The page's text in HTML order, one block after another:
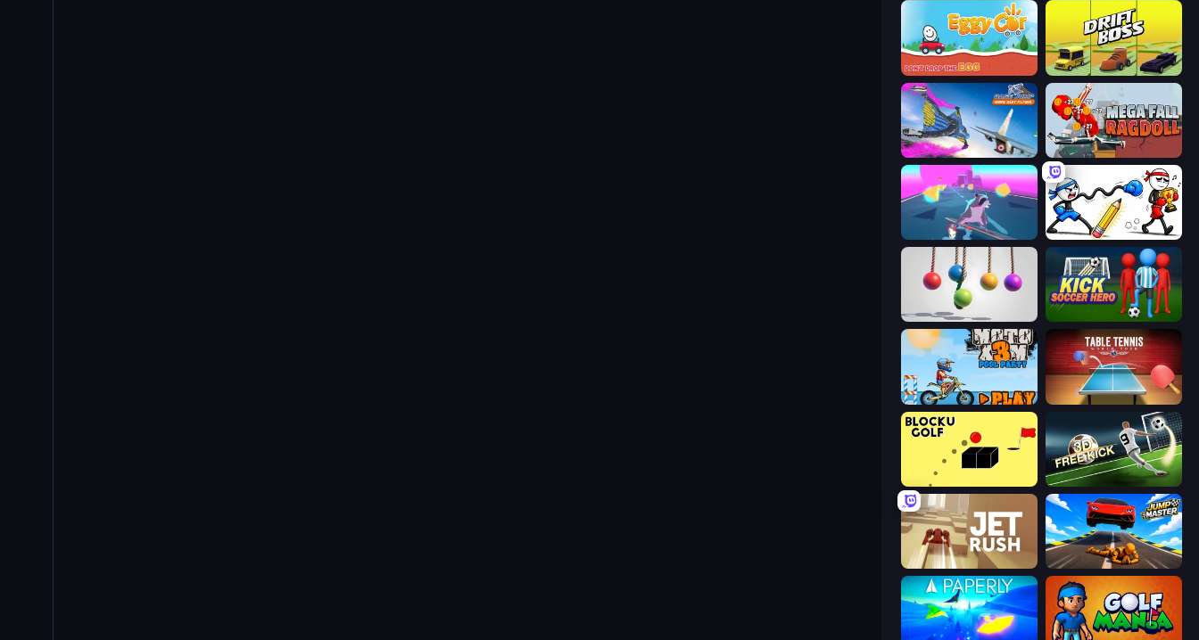
Eggy Car Drift Boss
Base Jump Wing Suit Flying
Tanuki Sunset Doodle Smash
Pendulum Master Kick Soccer Hero
Moto X3M 5: Pool Party Table Tennis World Tour
Bounce Blocku Golf Free Kick Classic (3D Free Kick)
Jet Rush Jump Master: Car Racing